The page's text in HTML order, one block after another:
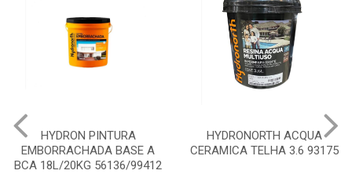
HYDRON PINTURA
EMBORRACHADA BASE A
BCA 18L/20KG 56136/99412
HYDRONORTH ACQUA
CERAMICA TELHA 3.6 93175